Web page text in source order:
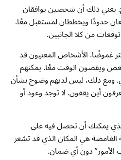
يعني ذلك أن شخصين يوافقان
حدودًا ويخططان لمستقبل معًا.
من كلا الجانبين.
غموضًا. الأشخاص المعنيون قد
ويقضون الوقت معًا. يمكنهم
ومع ذلك، ليس لديهم وضوح بشأن
أين يقفون. لا توجد وعود أو
يمكنك أن تحصل فيه على
الغامضة هي المكان الذي قد تشعر
الأمور” دون أي ضمان.